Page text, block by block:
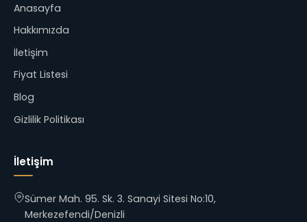
Anasayfa
Hakkımızda
İletişim
Fiyat Listesi
Blog
Gizlilik Politikası
İletişim
Sümer Mah. 95. Sk. 3. Sanayi Sitesi No:10,
Merkezefendi/Denizli